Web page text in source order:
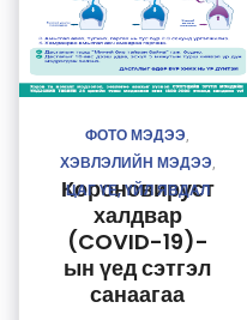
ФОТО МЭДЭЭ
ХЭВЛЭЛИЙН МЭДЭЭ
ЦАГ ҮЕ, ҮЙЛ ЯВДАЛ
Короновируст
халдвар
(COVID-19)-
ын үед сэтгэл
санаагаа